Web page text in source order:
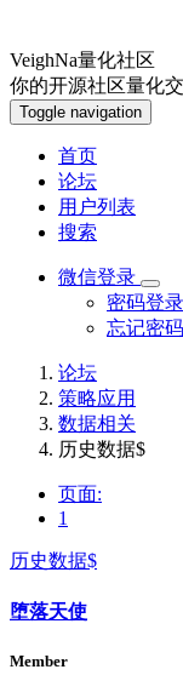
VeighNa量化社区
你的开源社区量化
Toggle navigation
首页
论坛
用户列表
搜索
微信登录
密码登录
忘记密码
论坛
策略应用
数据相关
历史数据$
页面:
1
历史数据$
堕落天使
Member